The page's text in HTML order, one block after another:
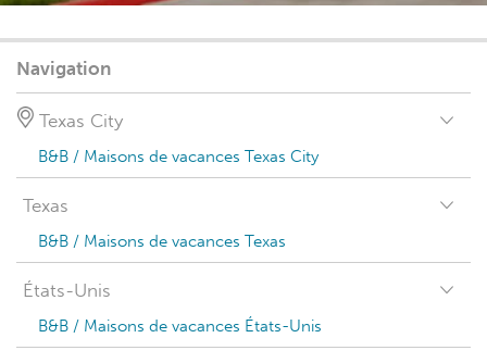
Navigation
Texas City
B&B / Maisons de vacances Texas City
Texas
B&B / Maisons de vacances Texas
États-Unis
B&B / Maisons de vacances États-Unis